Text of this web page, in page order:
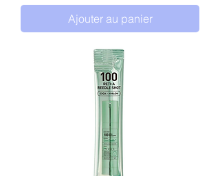
Ajouter au panier